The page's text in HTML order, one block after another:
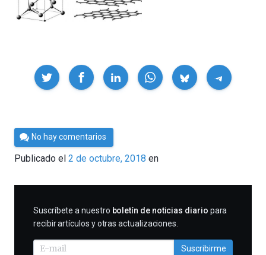
Compartir
Por
César
Tomé
No hay comentarios
Publicado el 2 de octubre, 2018 en
SUSCRIBIRME
Suscríbete a nuestro boletín de noticias diario para
recibir artículos y otras actualizaciones.
Suscribirme